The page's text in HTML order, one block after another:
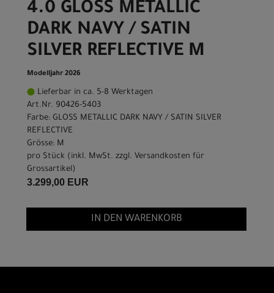
4.0 GLOSS METALLIC
DARK NAVY / SATIN
SILVER REFLECTIVE M
Modelljahr 2026
Lieferbar in ca. 5-8 Werktagen
Art.Nr. 90426-5403
Farbe: GLOSS METALLIC DARK NAVY / SATIN SILVER
REFLECTIVE
Grösse: M
pro Stück (inkl. MwSt. zzgl. Versandkosten für
Grossartikel)
3.299,00 EUR
IN DEN WARENKORB